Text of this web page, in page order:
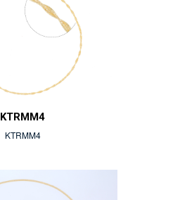
KTRMM4
KTRMM4